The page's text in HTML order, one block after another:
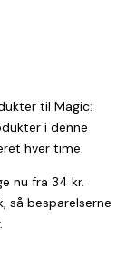
til Magic:
i denne
hver time.
nu fra 34 kr.
så besparelserne